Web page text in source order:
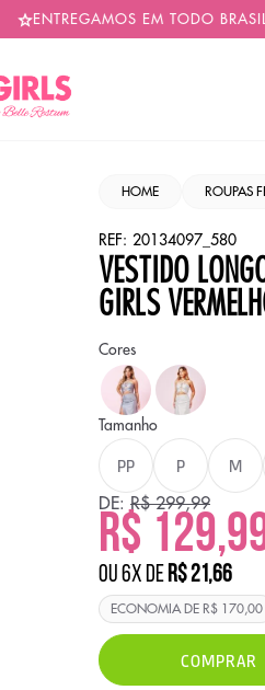
EM TODO BRASIL
HOME ROUPAS
REF: 20134097_580
VESTIDO
GIRLS
Cores
Cor
CINZA
Tamanho
PP P M
DE: R$ 299,99
R$
ou6xdeR$ 21,66
ECONOMIA DE R$ 170,00
COMPRAR